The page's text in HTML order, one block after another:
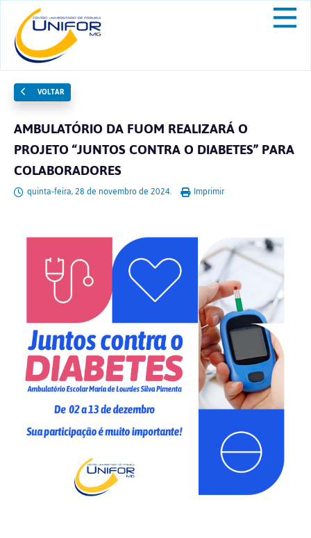
VOLTAR
AMBULATÓRIO DA FUOM REALIZARÁ O
PROJETO “JUNTOS CONTRA O DIABETES” PARA
COLABORADORES
quinta-feira, 28 de novembro de 2024. Imprimir